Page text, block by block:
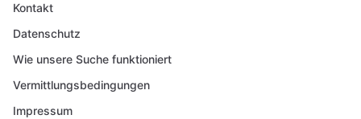
Kontakt
Datenschutz
Wie unsere Suche funktioniert
Vermittlungsbedingungen
Impressum